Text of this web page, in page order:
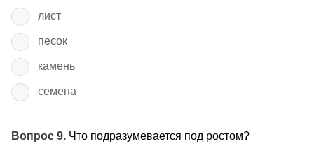
лист
песок
камень
семена
Вопрос 9. Что подразумевается под ростом?